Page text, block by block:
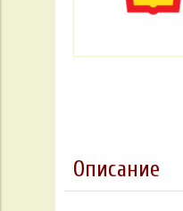
Описание